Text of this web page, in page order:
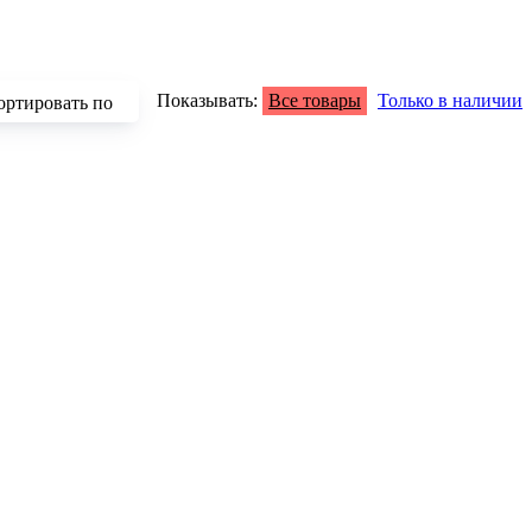
по Показывать: Все товары Только в наличии